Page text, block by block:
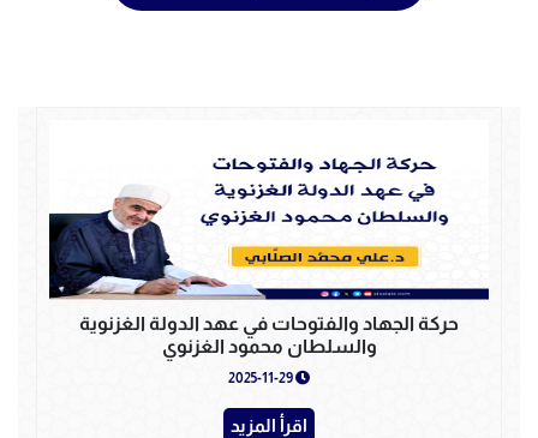
حركة الجهاد والفتوحات في عهد الدولة الغزنوية
والسلطان محمود الغزنوي
اقرأ المزيد